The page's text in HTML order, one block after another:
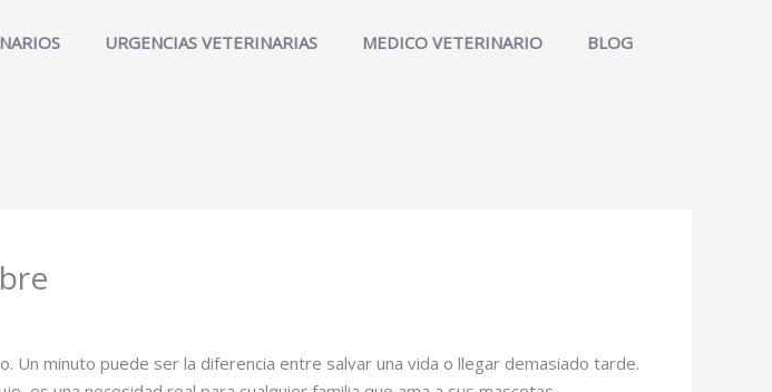
URGENCIAS VETERINARIAS MEDICO VETERINARIO BLOG
Un minuto puede ser la diferencia entre salvar una vida o llegar demasiado tarde.